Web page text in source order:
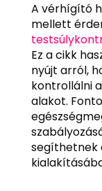
A vérhígító
mellett
Ez a cikk
nyújt arról,
kontrollálni
alakot.
segíthetnek